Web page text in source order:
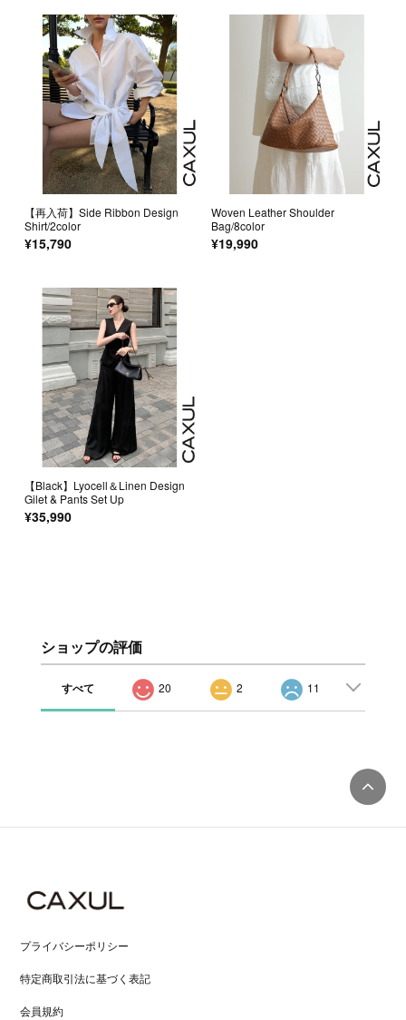
【再入荷】Side Ribbon Design
Shirt/2color
¥15,790
Woven Leather Shoulder
Bag/8color
¥19,990
【Black】Lyocell＆Linen Design
Gilet & Pants Set Up
¥35,990
ショップの評価
すべて 20 2 11
プライバシーポリシー
特定商取引法に基づく表記
会員規約